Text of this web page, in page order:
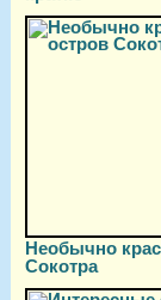
Необычно
Сокотра